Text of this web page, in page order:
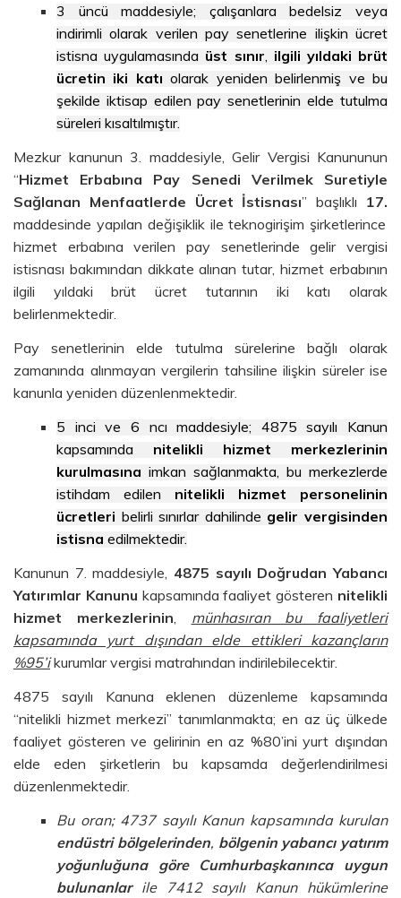
3 üncü maddesiyle; çalışanlara bedelsiz veya
indirimli olarak verilen pay senetlerine ilişkin ücret
istisna uygulamasında üst sınır ilgili yıldaki brüt
ücretin iki katı olarak yeniden belirlenmiş ve bu
şekilde iktisap edilen pay senetlerinin elde tutulma
süreleri kısaltılmıştır.
Mezkur kanunun 3. maddesiyle, Gelir Vergisi Kanununun
“Hizmet Erbabına Pay Senedi Verilmek Suretiyle
Sağlanan Menfaatlerde Ücret İstisnası” başlıklı 17.
maddesinde yapılan değişiklik ile teknogirişim şirketlerince
hizmet erbabına verilen pay senetlerinde gelir vergisi
istisnası bakımından dikkate alınan tutar, hizmet erbabının
ilgili yıldaki brüt ücret tutarının iki katı olarak
belirlenmektedir.
Pay senetlerinin elde tutulma sürelerine bağlı olarak
zamanında alınmayan vergilerin tahsiline ilişkin süreler ise
kanunla yeniden düzenlenmektedir.
5 inci ve 6 ncı maddesiyle; 4875 sayılı Kanun
kapsamında nitelikli hizmet merkezlerinin
kurulmasına imkan sağlanmakta, bu merkezlerde
istihdam edilen nitelikli hizmet personelinin
ücretleri belirli sınırlar dahilinde gelir vergisinden
istisna edilmektedir.
Kanunun 7. maddesiyle, 4875 sayılı Doğrudan Yabancı
Yatırımlar Kanunu kapsamında faaliyet gösteren nitelikli
hizmet merkezlerinin
münhasıran bu faaliyetleri
kapsamında yurt dışından elde ettikleri kazançların
%95’ikurumlar vergisi matrahından indirilebilecektir.
4875 sayılı Kanuna eklenen düzenleme kapsamında
“nitelikli hizmet merkezi” tanımlanmakta; en az üç ülkede
faaliyet gösteren ve gelirinin en az %80’ini yurt dışından
elde eden şirketlerin bu kapsamda değerlendirilmesi
düzenlenmektedir.
Bu oran; 4737 sayılı Kanun kapsamında kurulan
endüstri bölgelerinden, bölgenin yabancı yatırım
yoğunluğuna göre Cumhurbaşkanınca uygun
bulunanlarile 7412 sayılı Kanun hükümlerine